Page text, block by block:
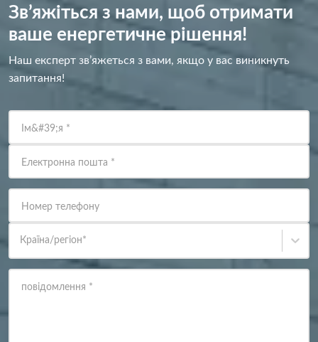
Зв’яжіться з нами, щоб отримати
ваше енергетичне рішення!
Наш експерт зв’яжеться з вами, якщо у вас виникнуть
запитання!
Ім&#39;я *
Електронна пошта *
Номер телефону
Країна/регіон*
повідомлення *